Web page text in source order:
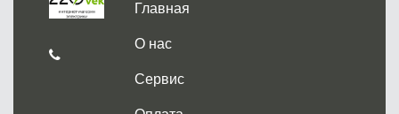
Главная
О нас
Сервис